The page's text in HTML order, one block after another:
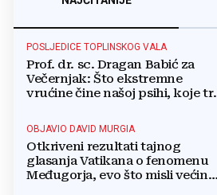
POSLJEDICE TOPLINSKOG VALA
Prof. dr. sc. Dragan Babić za
Večernjak: Što ekstremne
vrućine čine našoj psihi, koje tri
boriti...
OBJAVIO DAVID MURGIA
Otkriveni rezultati tajnog
glasanja Vatikana o fenomenu
Međugorja, evo što misli većina